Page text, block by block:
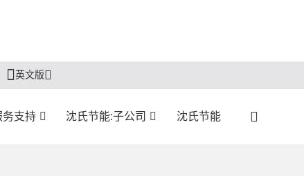
英文版
务支持 沈氏节能:子公司 沈氏节能